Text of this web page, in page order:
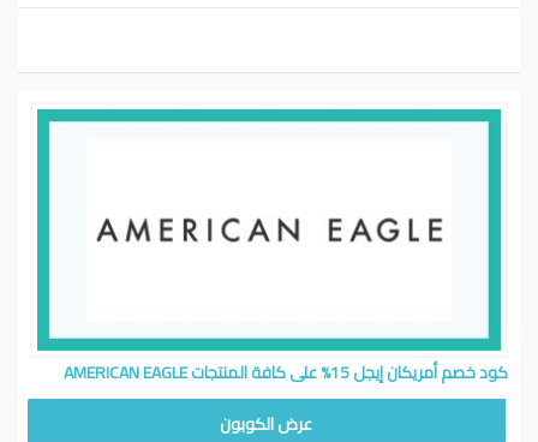
كود خصم أمريكان إيجل 15% على كافة المنتجات AMERICAN EAGLE
عرض الكوبون